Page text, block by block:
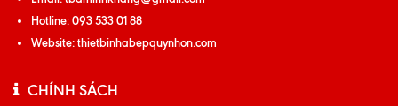
Hotline:093 533 01 88
Website:thietbinhabepquynhon.com
CHÍNH SÁCH